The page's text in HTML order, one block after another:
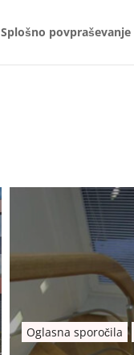
Splošno povpraševanje
Oglasna sporočila